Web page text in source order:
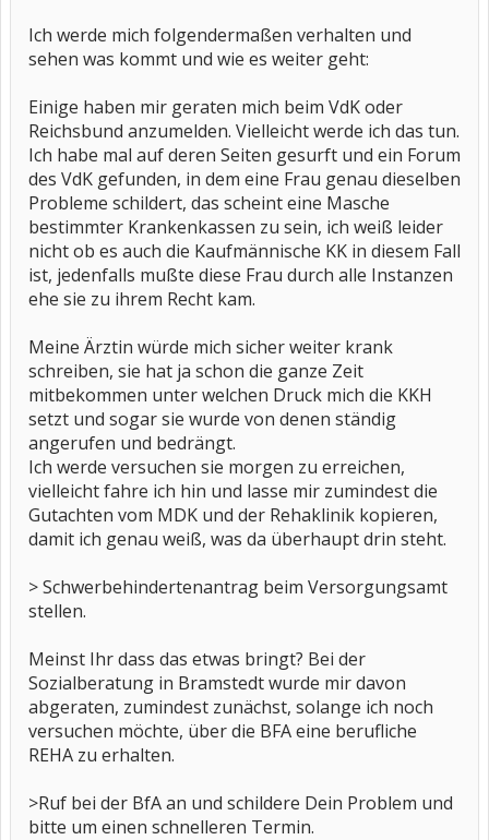
Ich werde mich folgendermaßen verhalten und
sehen was kommt und wie es weiter geht:
Einige haben mir geraten mich beim VdK oder
Reichsbund anzumelden. Vielleicht werde ich das tun.
Ich habe mal auf deren Seiten gesurft und ein Forum
des VdK gefunden, in dem eine Frau genau dieselben
Probleme schildert, das scheint eine Masche
bestimmter Krankenkassen zu sein, ich weiß leider
nicht ob es auch die Kaufmännische KK in diesem Fall
ist, jedenfalls mußte diese Frau durch alle Instanzen
ehe sie zu ihrem Recht kam.
Meine Ärztin würde mich sicher weiter krank
schreiben, sie hat ja schon die ganze Zeit
mitbekommen unter welchen Druck mich die KKH
setzt und sogar sie wurde von denen ständig
angerufen und bedrängt.
Ich werde versuchen sie morgen zu erreichen,
vielleicht fahre ich hin und lasse mir zumindest die
Gutachten vom MDK und der Rehaklinik kopieren,
damit ich genau weiß, was da überhaupt drin steht.
> Schwerbehindertenantrag beim Versorgungsamt
stellen.
Meinst Ihr dass das etwas bringt? Bei der
Sozialberatung in Bramstedt wurde mir davon
abgeraten, zumindest zunächst, solange ich noch
versuchen möchte, über die BFA eine berufliche
REHA zu erhalten.
>Ruf bei der BfA an und schildere Dein Problem und
bitte um einen schnelleren Termin.